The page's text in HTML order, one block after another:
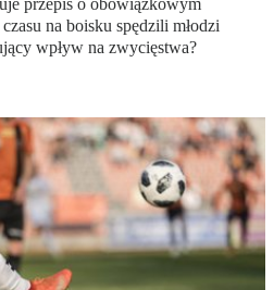
przepis o obowiązkowym
na boisku spędzili młodzi
wpływ na zwycięstwa?